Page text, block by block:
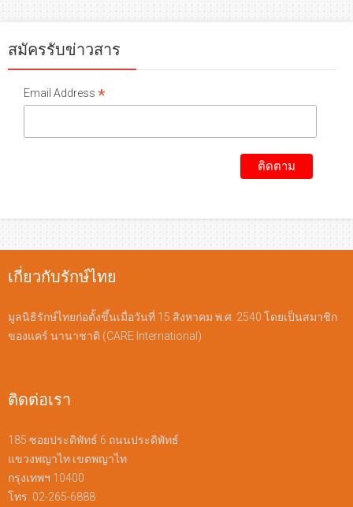
สมัครรับข่าวสาร
Email Address *
เกี่ยวกับรักษ์ไทย
มูลนิธิรักษ์ไทยก่อตั้งขึ้นเมื่อวันที่ 15 สิงหาคม พ.ศ. 2540 โดยเป็นสมาชิก
ของแคร์ นานาชาติ (CARE International)
ติดต่อเรา
185 ซอยประดิพัทธ์ 6 ถนนประดิพัทธ์
แขวงพญาไท เขตพญาไท
กรุงเทพฯ 10400
โทร. 02-265-6888